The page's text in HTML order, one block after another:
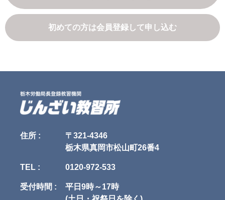
当社は、利用目的が変更前と関連性を有すると合理的に認められる場合に
限り、個人情報の利用目的を変更するものとします。
利用目的の変更を行った場合には、変更後の目的について、当社所定の方
法により、ユーザに通知し、または本ウェブサイト上に公表するものとし
ます。
1.人の生命、身体または財産の保護のために必要がある場合であって、本
人の同意を得ることが困難であるとき
2.公衆衛生の向上または児童の健全な育成の推進のために特に必要がある
3.国の機関もしくは地方公共団体またはその委託を受けた者が法令の定め
る事務を遂行することに対して協力する必要がある場合であって、本人の
同意を得ることにより当該事務の遂行に支障を及ぼすおそれがあるとき
届出をしたとき
2.第三者に提供されるデータの項目
3.第三者への提供の手段または方法
5.「本サービス利用契約」　当社と申込者との間で締結される、本サービ
スの利用に関する契約をいいます。
第3条（本規約の範囲）
1. 当社が本規約に付帯関連して別途定める諸規約（以下「諸規約」といい
1. 当社は、当社の裁量により本規約を変更できるものとします。
2. 当社は、前項による本規約の変更にあたり、変更後の本規約の効力発生
日の1か月前 までに、本規約を変更する旨、および変更後の本規約の内容
子メールで通知します。
3. 変更後の本規約の効力発生日以降に、申込者または受講者が本サービス
を利用したときは、本規約の変更に同意したものとみなします。
第5条（当社提供情報）
ラム、テキストその他の教材、写真、イラスト類、画像、映像を含みます
がこれらに限られません。以下「当社提供情報」といいます）に関する、
初めての方は会員登録して申し込む
住所 :
〒321-4346
栃木県真岡市松山町26番4
TEL : 0120-972-533
受付時間 :
平日9時～17時